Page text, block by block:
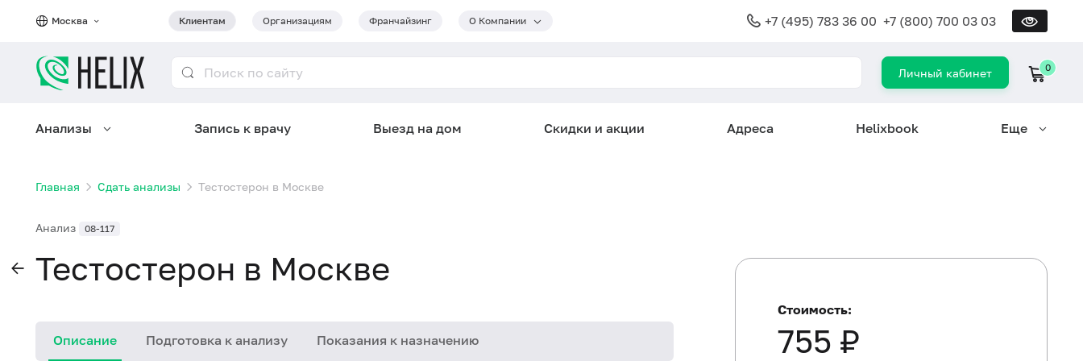
Москва Клиентам Организациям Франчайзинг О Компании +7 (495) 783 36 00 +7 (800) 700 03 03
Личный кабинет 0
Анализы Запись к врачу Выезд на дом Скидки и акции Адреса Helixbook Еще
Главная Сдать анализы Тестостерон в Москве
Анализ 08-117
Тестостерон в Москве
Описание Подготовка к анализу Показания к назначению
Стоимость:
755 ₽